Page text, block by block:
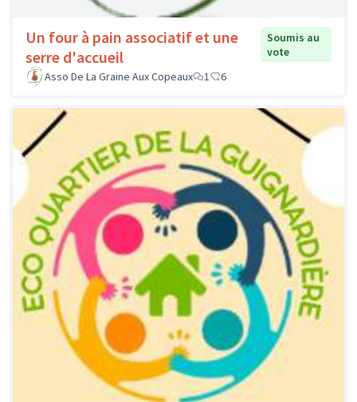
Un four à pain associatif et une
serre d'accueil
Soumis au
vote
Asso De La Graine Aux Copeaux
1 6